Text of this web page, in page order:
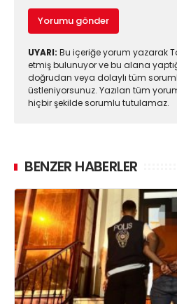
Yorumu gönder
UYARI: Bu içeriğe yorum yazarak
etmiş bulunuyor ve bu alana
doğrudan veya dolaylı tüm
üstleniyorsunuz. Yazılan tüm
hiçbir şekilde sorumlu tutulamaz.
BENZER HABERLER